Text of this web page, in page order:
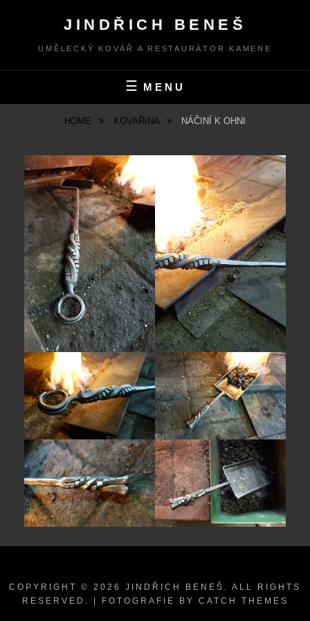
JINDŘICH BENEŠ
UMĚLECKÝ KOVÁŘ A RESTAURÁTOR KAMENE
MENU
HOME KOVAŘINA NÁČINÍ K OHNI
COPYRIGHT © 2026 JINDŘICH BENEŠ
. ALL RIGHTS
RESERVED. | FOTOGRAFIE BY CATCH THEMES